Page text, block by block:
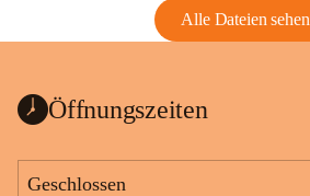
Alle Dateien sehen
Öffnungszeiten
Geschlossen